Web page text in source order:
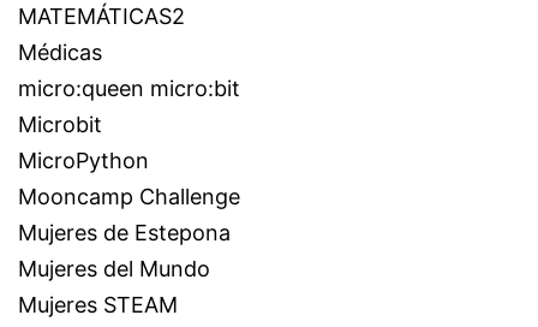
MATEMÁTICAS2
Médicas
micro:queen micro:bit
Microbit
MicroPython
Mooncamp Challenge
Mujeres de Estepona
Mujeres del Mundo
Mujeres STEAM